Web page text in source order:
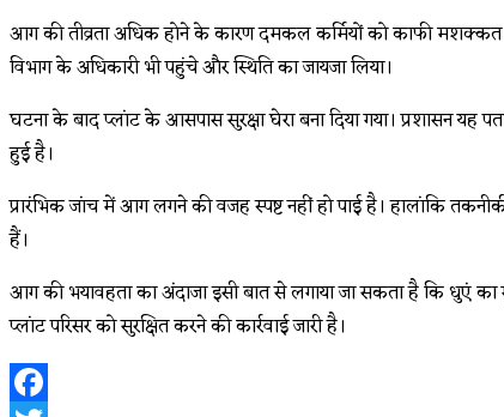
आग की तीव्रता अधिक होने के कारण दमकल कर्मियों को काफी मशक्कत
विभाग के अधिकारी भी पहुंचे और स्थिति का जायजा लिया।
घटना के बाद प्लांट के आसपास सुरक्षा घेरा बना दिया गया। प्रशासन
हुई है।
प्रारंभिक जांच में आग लगने की वजह स्पष्ट नहीं हो पाई है। हालांकि
हैं।
आग की भयावहता का अंदाजा इसी बात से लगाया जा सकता है कि धुएं
प्लांट परिसर को सुरक्षित करने की कार्रवाई जारी है।